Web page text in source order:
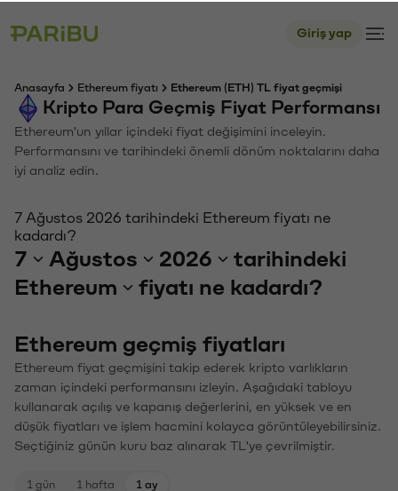
Giriş yap
Anasayfa Ethereum fiyatı Ethereum (ETH) TL fiyat geçmişi
Kripto Para Geçmiş Fiyat Performansı
Ethereum'un yıllar içindeki fiyat değişimini inceleyin.
Performansını ve tarihindeki önemli dönüm noktalarını daha
iyi analiz edin.
7 Ağustos 2026 tarihindeki Ethereum fiyatı ne
kadardı?
7 Ağustos 2026
tarihindeki
Ethereum
fiyatı ne kadardı?
Ethereum geçmiş fiyatları
Ethereum fiyat geçmişini takip ederek kripto varlıkların
zaman içindeki performansını izleyin. Aşağıdaki tabloyu
kullanarak açılış ve kapanış değerlerini, en yüksek ve en
düşük fiyatları ve işlem hacmini kolayca görüntüleyebilirsiniz.
Seçtiğiniz günün kuru baz alınarak TL'ye çevrilmiştir.
1 gün 1 hafta 1 ay